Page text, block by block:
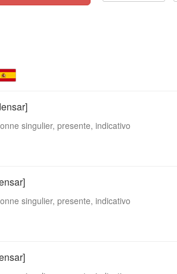
singulier, presente, indicativo
singulier, presente, indicativo